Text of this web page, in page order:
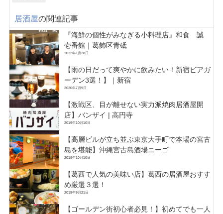
居酒屋の関連記事
『海鮮の個性がみなぎる小料理店』和食 誠
壱番館｜葛飾区青砥
2022年1月28日
【雨の日だって爽やかに飲みたい！新宿ビアガ
ーデン3選！】｜新宿
2020年7月9日
【激戦区、目が離せない実力派焼肉居酒屋開
店】バンザイ | 高円寺
2019年10月10日
【高層ビルが立ち並ぶ東京大手町で本場の宮古
島を堪能】沖縄宮古島酒場ニーゴ
2019年10月10日
【葛西で人気の美味い店】葛西の居酒屋おすす
め厳選３選！
2019年9月21日
【ゴールデン街初心者必見！】初めてでも一人